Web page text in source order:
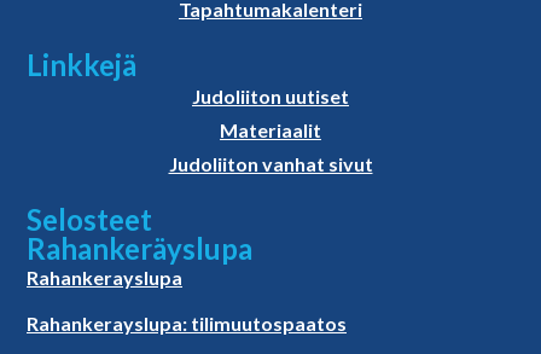
Tapahtumakalenteri
Linkkejä
Judoliiton uutiset
Materiaalit
Judoliiton vanhat sivut
Selosteet
Rahankeräyslupa
Rahankerayslupa
Rahankerayslupa: tilimuutospaatos